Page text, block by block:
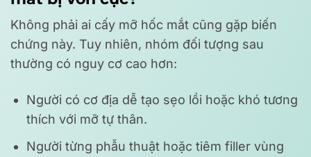
Không phải ai cấy mỡ hốc mắt cũng gặp biến
chứng này. Tuy nhiên, nhóm đối tượng sau
thường có nguy cơ cao hơn:
Người có cơ địa dễ tạo sẹo lồi hoặc khó tương
thích với mỡ tự thân.
Người từng phẫu thuật hoặc tiêm filler vùng